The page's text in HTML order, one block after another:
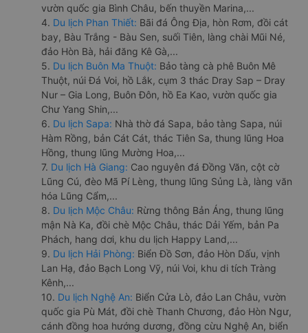
vườn quốc gia Bình Châu, bến thuyền Marina,...
4. Du lịch Phan Thiết: Bãi đá Ông Địa, hòn Rơm, đồi cát
bay, Bàu Trắng - Bàu Sen, suối Tiên, làng chài Mũi Né,
đảo Hòn Bà, hải đăng Kê Gà,...
5. Du lịch Buôn Ma Thuột: Bảo tàng cà phê Buôn Mê
Thuột, núi Đá Voi, hồ Lắk, cụm 3 thác Dray Sap – Dray
Nur – Gia Long, Buôn Đôn, hồ Ea Kao, vườn quốc gia
Chư Yang Shin,...
6. Du lịch Sapa: Nhà thờ đá Sapa, bảo tàng Sapa, núi
Hàm Rồng, bản Cát Cát, thác Tiên Sa, thung lũng Hoa
Hồng, thung lũng Mường Hoa,...
7. Du lịch Hà Giang: Cao nguyên đá Đồng Văn, cột cờ
Lũng Cú, đèo Mã Pí Lèng, thung lũng Sủng Là, làng văn
hóa Lũng Cẩm,...
8. Du lịch Mộc Châu: Rừng thông Bản Áng, thung lũng
mận Nà Ka, đồi chè Mộc Châu, thác Dải Yếm, bản Pa
Phách, hang dơi, khu du lịch Happy Land,...
9. Du lịch Hải Phòng: Biển Đồ Sơn, đảo Hòn Dấu, vịnh
Lan Hạ, đảo Bạch Long Vỹ, núi Voi, khu di tích Tràng
Kênh,...
10. Du lịch Nghệ An: Biển Cửa Lò, đảo Lan Châu, vườn
quốc gia Pù Mát, đồi chè Thanh Chương, đảo Hòn Ngư,
cánh đồng hoa hướng dương, đồng cừu Nghệ An, biển